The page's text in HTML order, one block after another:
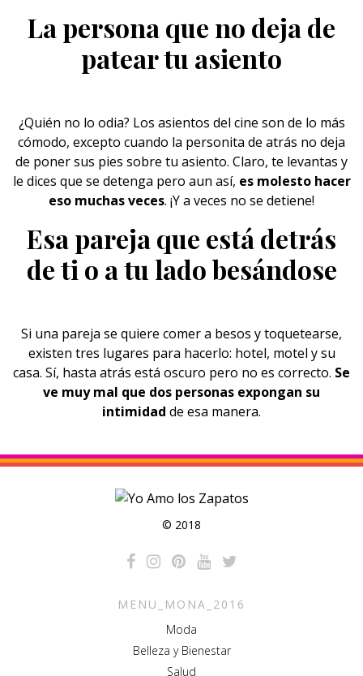
La persona que no deja de
patear tu asiento
¿Quién no lo odia? Los asientos del cine son de lo más
cómodo, excepto cuando la personita de atrás no deja
de poner sus pies sobre tu asiento. Claro, te levantas y
le dices que se detenga pero aun así, es molesto hacer
eso muchas veces. ¡Y a veces no se detiene!
Esa pareja que está detrás
de ti o a tu lado besándose
Si una pareja se quiere comer a besos y toquetearse,
existen tres lugares para hacerlo: hotel, motel y su
casa. Sí, hasta atrás está oscuro pero no es correcto. Se
ve muy mal que dos personas expongan su
intimidad de esa manera.
© 2018
MENU_MONA_2016
Moda
Belleza y Bienestar
Salud